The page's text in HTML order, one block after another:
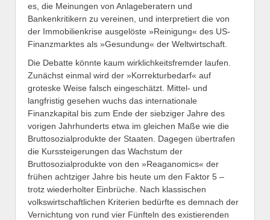
es, die Meinungen von Anlageberatern und
Bankenkritikern zu vereinen, und interpretiert die von
der Immobilienkrise ausgelöste »Reinigung« des US-
Finanzmarktes als »Gesundung« der Weltwirtschaft.
Die Debatte könnte kaum wirklichkeitsfremder laufen.
Zunächst einmal wird der »Korrektur­bedarf« auf
groteske Weise falsch eingeschätzt. Mittel- und
langfristig gesehen wuchs das internationale
Finanzkapital bis zum Ende der siebziger Jahre des
vorigen Jahrhunderts etwa im gleichen Maße wie die
Bruttosozialprodukte der Staa­ten. Dagegen übertrafen
die Kurssteigerungen das Wachstum der
Bruttosozialprodukte von den »Reaganomics« der
frühen achtziger Jahre bis heute um den Faktor 5 –
trotz wiederholter Einbrüche. Nach klassischen
volkswirtschaftlichen Kriterien bedürfte es demnach der
Vernichtung von rund vier Fünfteln des existierenden